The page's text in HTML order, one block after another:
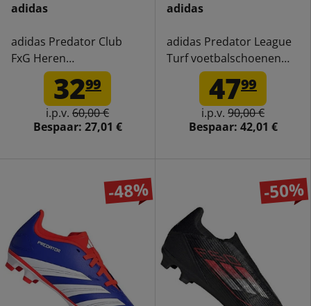
adidas
adidas Predator Club
FxG Heren
Voetbalschoenen IF6341
3299
i.p.v. 60,00 €
Bespaar: 27,01 €
adidas
adidas Predator League
Turf voetbalschoenen
met meerdere noppen
voor heren IF6376
4799
i.p.v. 90,00 €
Bespaar: 42,01 €
-48% -50%